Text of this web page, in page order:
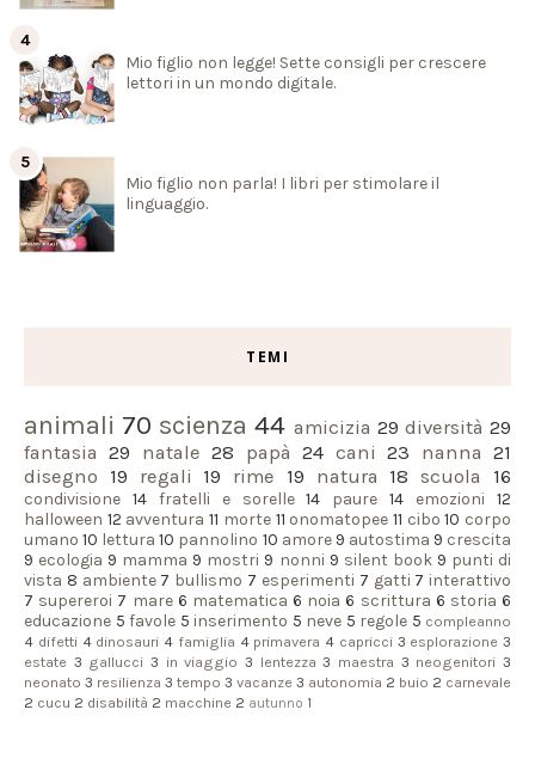
Mio figlio non legge! Sette consigli per crescere
lettori in un mondo digitale.
Mio figlio non parla! I libri per stimolare il
linguaggio.
TEMI
animali 70 scienza 44 amicizia 29 diversità 29
fantasia
29 natale 28 papà 24 cani 23 nanna 21
disegno
19 regali 19 rime 19 natura 18 scuola 16
condivisione 14 fratelli e sorelle 14 paure 14 emozioni
12
halloween 12 avventura 11 morte 11 onomatopee 11 cibo 10 corpo
umano 10 lettura 10 pannolino 10 amore 9 autostima 9 crescita
9 ecologia 9 mamma 9 mostri 9 nonni 9 silent book 9 punti di
vista 8 ambiente 7 bullismo 7 esperimenti 7 gatti 7 interattivo
7 supereroi 7 mare 6 matematica 6 noia 6 scrittura 6 storia 6
educazione 5 favole 5 inserimento 5 neve 5 regole 5 compleanno
4 difetti 4 dinosauri 4 famiglia 4 primavera 4 capricci 3 esplorazione 3
estate 3 gallucci 3 in viaggio 3 lentezza 3 maestra 3 neogenitori 3
neonato 3 resilienza 3 tempo 3 vacanze 3 autonomia 2 buio 2 carnevale
2 cucu 2 disabilità 2 macchine 2 autunno 1